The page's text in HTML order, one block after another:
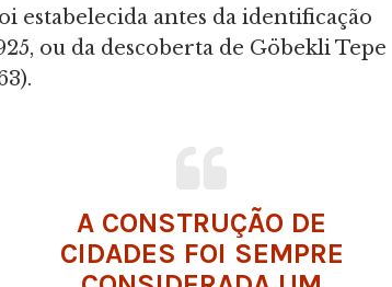
estabelecida antes da identificação
ou da descoberta de Göbekli Tepe
A CONSTRUÇÃO DE
CIDADES FOI SEMPRE